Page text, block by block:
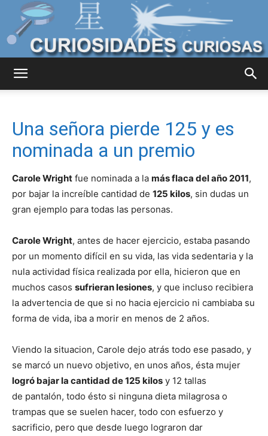
Curiosas
del
Mundo
Una señora pierde 125 y es
nominada a un premio
Carole Wright fue nominada a la más flaca del año 2011,
por bajar la increíble cantidad de 125 kilos, sin dudas un
gran ejemplo para todas las personas.
Carole Wright, antes de hacer ejercicio, estaba pasando
por un momento difícil en su vida, las vida sedentaria y la
nula actividad física realizada por ella, hicieron que en
muchos casos sufrieran lesiones, y que incluso recibiera
la advertencia de que si no hacia ejercicio ni cambiaba su
forma de vida, iba a morir en menos de 2 años.
Viendo la situacion, Carole dejo atrás todo ese pasado, y
se marcó un nuevo objetivo, en unos años, ésta mujer
logró bajar la cantidad de 125 kilos y 12 tallas
de pantalón, todo ésto si ninguna dieta milagrosa o
trampas que se suelen hacer, todo con esfuerzo y
sacrificio, pero que desde luego lograron dar